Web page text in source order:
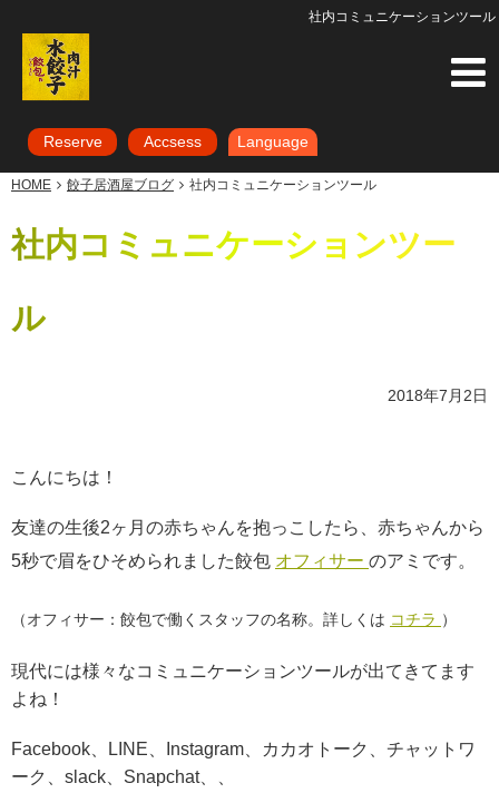
社内コミュニケーションツール
Reserve Accsess Language
HOME 餃子居酒屋ブログ 社内コミュニケーションツール
社内コミュニケーションツー
ル
2018年7月2日
こんにちは！
友達の生後2ヶ月の赤ちゃんを抱っこしたら、赤ちゃんから
5秒で眉をひそめられました餃包 オフィサー のアミです。
（オフィサー：餃包で働くスタッフの名称。詳しくは コチラ ）
現代には様々なコミュニケーションツールが出てきてます
よね！
Facebook、LINE、Instagram、カカオトーク、チャットワ
ーク、slack、Snapchat、、